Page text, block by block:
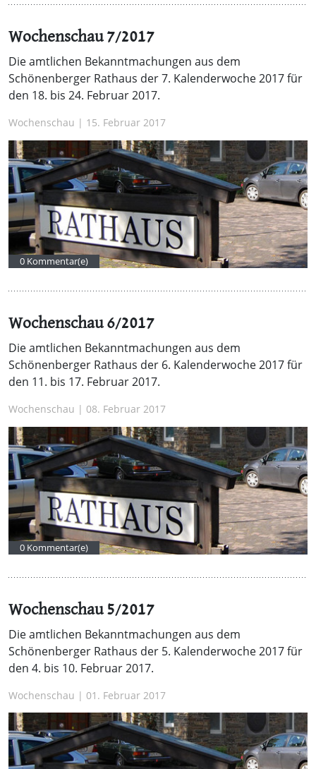
Wochenschau 7/2017
Die amtlichen Bekanntmachungen aus dem
Schönenberger Rathaus der 7. Kalenderwoche 2017 für
den 18. bis 24. Februar 2017.
Wochenschau | 15. Februar 2017
0 Kommentar(e)
Wochenschau 6/2017
Die amtlichen Bekanntmachungen aus dem
Schönenberger Rathaus der 6. Kalenderwoche 2017 für
den 11. bis 17. Februar 2017.
Wochenschau | 08. Februar 2017
0 Kommentar(e)
Wochenschau 5/2017
Die amtlichen Bekanntmachungen aus dem
Schönenberger Rathaus der 5. Kalenderwoche 2017 für
den 4. bis 10. Februar 2017.
Wochenschau | 01. Februar 2017